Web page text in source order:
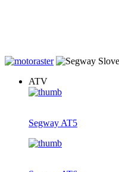
ATV
Segway AT5